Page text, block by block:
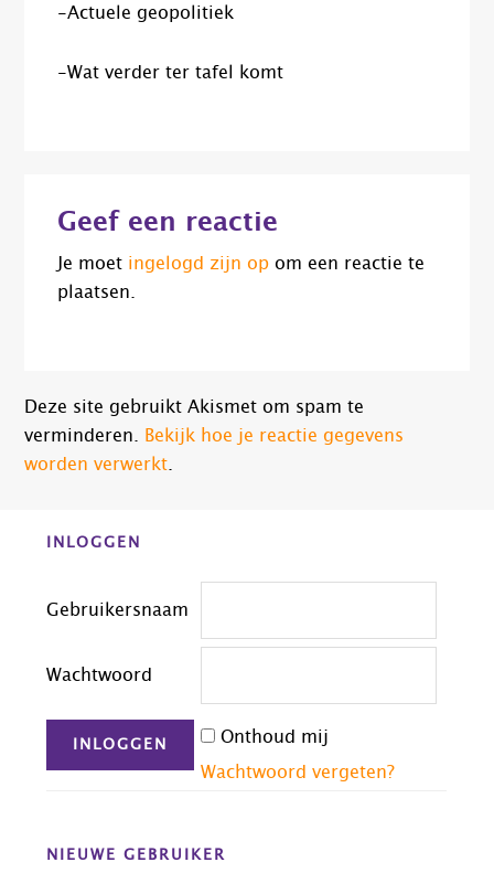
-Actuele geopolitiek
-Wat verder ter tafel komt
Interacties
Geef een reactie
Je moet ingelogd zijn op om een reactie te
plaatsen.
Deze site gebruikt Akismet om spam te
verminderen.
Bekijk hoe je reactie gegevens
worden verwerkt
Before
INLOGGEN
Gebruikersnaam
Wachtwoord
Onthoud mij
Wachtwoord vergeten?
NIEUWE GEBRUIKER